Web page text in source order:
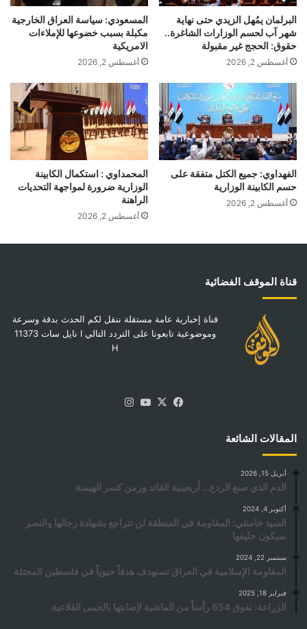
البرلمان يمُهل الزيدي حتى نهاية
شهر آب لحسم الوزارات الشاغرة..
حقوق: الحجج غير مقبولة
أغسطس 2, 2026
المسعودي: سياسة العراق الخارجية
مكبلة بسبب خضوعها للإملاءات
الامريكية
أغسطس 2, 2026
الفهداوي: جميع الكتل متفقة على
حسم الكابينة الوزارية
أغسطس 2, 2026
المحمداوي : استكمال الكابينة
الوزارية ضرورة لمواجهة التحديات
الراهنة
أغسطس 2, 2026
قناة الموقف الفضائية
قناة إخبارية عامة مستقلة ننقل لكم الحدث بدقة وسرعة
وموضوعية تابعونا على التردد التالي I نايل سات 11373
H
فيسبوك
‫X
‫YouTube
المقالات الشائعة
أبريل 15, 2026
الدم الذي صنع الردع… أربعينية القائد وزمن كسر الهيمنة
أكتوبر 4, 2024
السيد خامنئي: المقاومة في المنطقة لن تتراجع بشهادة رجالها والنصر
سيكون حليفها
سبتمبر 22, 2024
المقاومة الإسلامية في العراق تستهدف هدفاً حيوياً في فلسطين المحتلة
فبراير 18, 2025
الزراعة: نفوق 654 رأساً من الماشية لإصابتها بالحمى القلاعية